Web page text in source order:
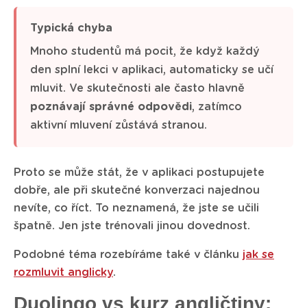
Typická chyba
Mnoho studentů má pocit, že když každý
den splní lekci v aplikaci, automaticky se učí
mluvit. Ve skutečnosti ale často hlavně
poznávají správné odpovědi, zatímco
aktivní mluvení zůstává stranou.
Proto se může stát, že v aplikaci postupujete
dobře, ale při skutečné konverzaci najednou
nevíte, co říct. To neznamená, že jste se učili
špatně. Jen jste trénovali jinou dovednost.
Podobné téma rozebíráme také v článku jak se
rozmluvit anglicky.
Duolingo vs kurz angličtiny: